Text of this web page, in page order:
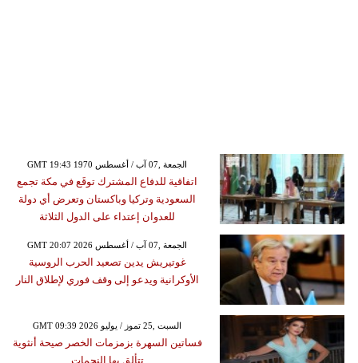
GMT 19:43 1970 الجمعة ,07 آب / أغسطس
اتفاقية للدفاع المشترك توقَع في مكة تجمع
السعودية وتركيا وباكستان وتعرض أي دولة
للعدوان إعتداء على الدول الثلاثة
GMT 20:07 2026 الجمعة ,07 آب / أغسطس
غوتيريش يدين تصعيد الحرب الروسية
الأوكرانية ويدعو إلى وقف فوري لإطلاق النار
GMT 09:39 2026 السبت ,25 تموز / يوليو
فساتين السهرة بزمزمات الخصر صيحة أنثوية
تتألق بها النجمات